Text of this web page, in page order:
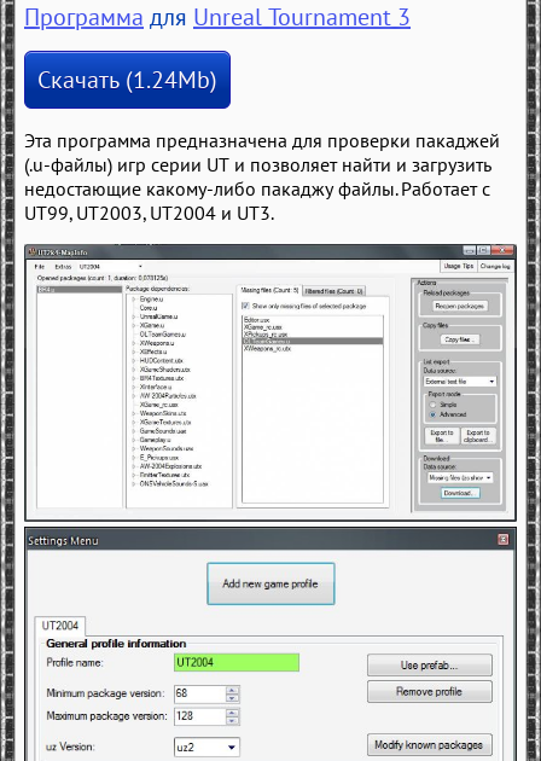
Программа для Unreal Tournament 3
Скачать (1.24Mb)
Эта программа предназначена для проверки пакаджей
(.u-файлы) игр серии UT и позволяет найти и загрузить
недостающие какому-либо пакаджу файлы. Работает с
UT99, UT2003, UT2004 и UT3.